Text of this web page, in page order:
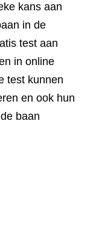
kans aan
in de
test aan
in online
test kunnen
en ook hun
baan